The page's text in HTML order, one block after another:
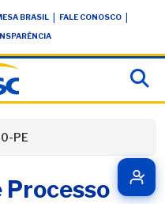
BRASIL FALE CONOSCO
PE